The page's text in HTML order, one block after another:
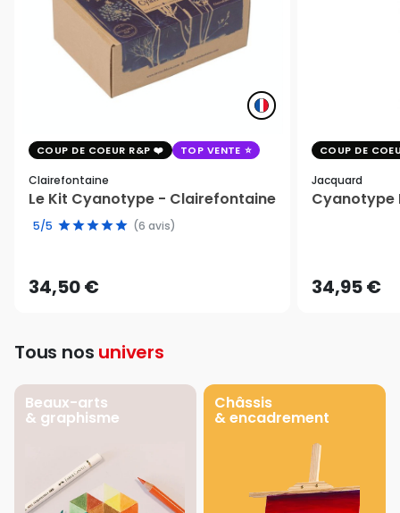
COUP DE COEUR R&P TOP VENTE
Clairefontaine
Le Kit Cyanotype - Clairefontaine
5/5 (6 avis)
34,50 €
COUP DE
Jacquard
Cyanotype
34,95 €
Tous nos univers
Beaux-arts
& graphisme
Châssis
& encadrement